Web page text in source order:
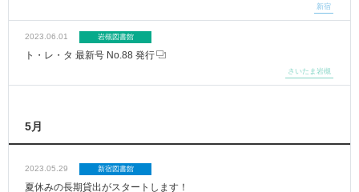
新宿
2023.06.01 岩槻図書館
ト・レ・タ 最新号 No.88 発行
さいたま岩槻
5月
2023.05.29 新宿図書館
夏休みの長期貸出がスタートします！